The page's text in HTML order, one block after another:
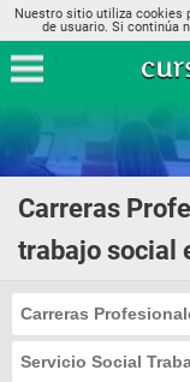
Nuestro sitio utiliza cookies
de usuario. Si continúa
Carreras
trabajo social
Carreras
Servicio Social